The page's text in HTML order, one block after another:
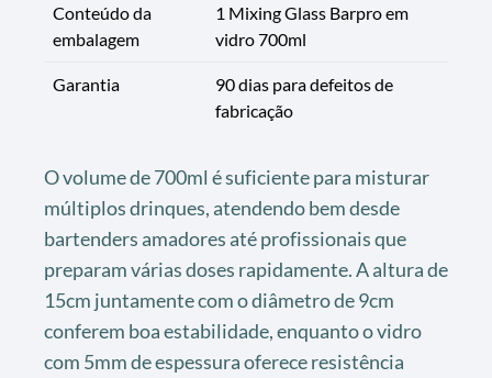
Conteúdo da
embalagem
1 Mixing Glass Barpro em
vidro 700ml
Garantia
90 dias para defeitos de
fabricação
O volume de 700ml é suficiente para misturar
múltiplos drinques, atendendo bem desde
bartenders amadores até profissionais que
preparam várias doses rapidamente. A altura de
15cm juntamente com o diâmetro de 9cm
conferem boa estabilidade, enquanto o vidro
com 5mm de espessura oferece resistência